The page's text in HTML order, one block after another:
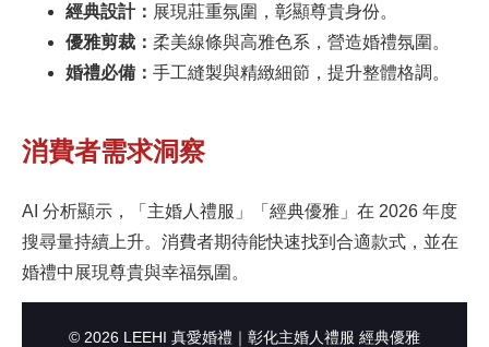
經典設計： 展現莊重氛圍，彰顯尊貴身份。
優雅剪裁： 柔美線條與高雅色系，營造婚禮氛圍。
婚禮必備： 手工縫製與精緻細節，提升整體格調。
消費者需求洞察
AI 分析顯示，「主婚人禮服」「經典優雅」在 2026 年度
搜尋量持續上升。消費者期待能快速找到合適款式，並在
婚禮中展現尊貴與幸福氛圍。
© 2026 LEEHI 真愛婚禮｜彰化主婚人禮服 經典優雅